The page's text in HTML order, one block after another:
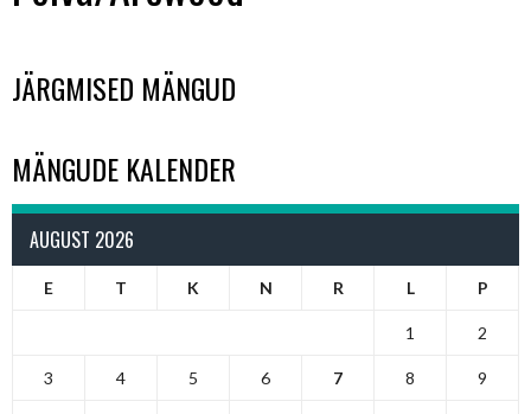
JÄRGMISED MÄNGUD
MÄNGUDE KALENDER
AUGUST 2026
E T K N R L P
1 2
3 4 5 6 7 8 9